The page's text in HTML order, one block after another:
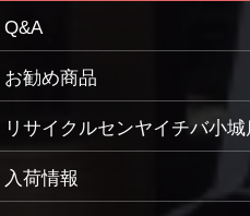
Q&A
お勧め商品
リサイクルセンヤイチバ小城
入荷情報